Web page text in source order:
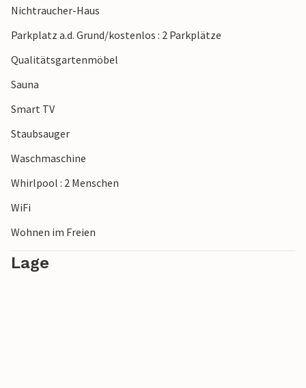
Nichtraucher-Haus
Parkplatz a.d. Grund/kostenlos : 2 Parkplätze
Qualitätsgartenmöbel
Sauna
Smart TV
Staubsauger
Waschmaschine
Whirlpool : 2 Menschen
WiFi
Wohnen im Freien
Lage